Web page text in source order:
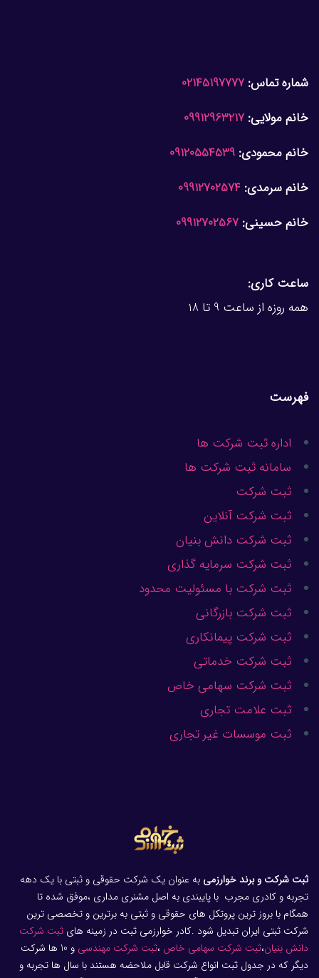
شماره تماس: 02145197777
خانم مولایی: 09912963217
خانم محمودی: 09120554539
خانم سرمدی: 09912702574
خانم حسینی: 09912702567
ساعت کاری:
همه روزه از ساعت 9 تا 18
فهرست
اداره ثبت شرکت ها
سامانه ثبت شرکت ها
ثبت شرکت
ثبت شرکت آنلاین
ثبت شرکت دانش بنیان
ثبت شرکت سرمایه گذاری
ثبت شرکت با مسئولیت محدود
ثبت شرکت بازرگانی
ثبت شرکت پیمانکاری
ثبت شرکت خدماتی
ثبت شرکت سهامی خاص
ثبت علامت تجاری
ثبت موسسات غیر تجاری
ثبت شرکت و برند خوارزمی به عنوان یک شرکت حقوقی و ثبتی با یک دهه
تجربه و کادری مجرب با پایبندی به اصل مشنری مداری ،موفق شده تا
همگام با بروز ترین پروتکل های حقوقی و ثبتی به برترین و تخصصی ترین
شرکت ثبتی ایران تبدیل شود .کادر خوارزمی ثبت در زمینه های ثبت شرکت
دانش بنیان،ثبت شرکت سهامی خاص ،ثبت شرکت مهندسی
و 10 ها شرکت
دیگر که در جدول ثبت انواع شرکت قابل ملاحضه هستند با سال ها تجربه و